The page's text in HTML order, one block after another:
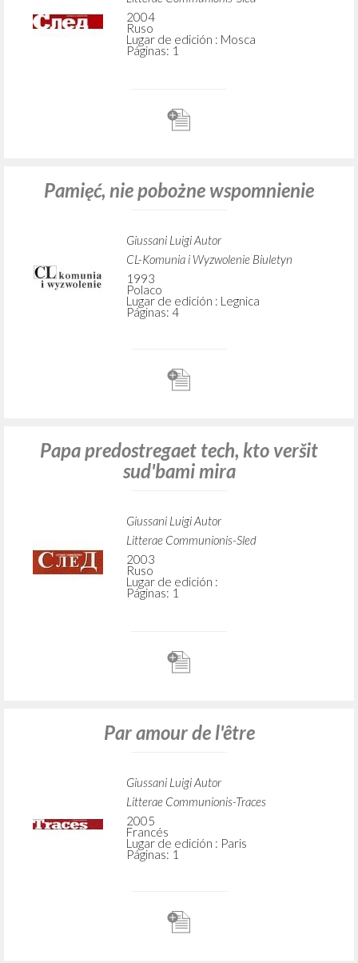
2004
Ruso
Lugar de edición : Mosca
Páginas: 1
Pamięć, nie pobożne wspomnienie
Giussani Luigi Autor
CL-Komunia i Wyzwolenie Biuletyn
1993
Polaco
Lugar de edición : Legnica
Páginas: 4
Papa predostregaet tech, kto veršit
sud'bami mira
Giussani Luigi Autor
Litterae Communionis-Sled
2003
Ruso
Lugar de edición :
Páginas: 1
Par amour de l'être
Giussani Luigi Autor
Litterae Communionis-Traces
2005
Francés
Lugar de edición : Paris
Páginas: 1